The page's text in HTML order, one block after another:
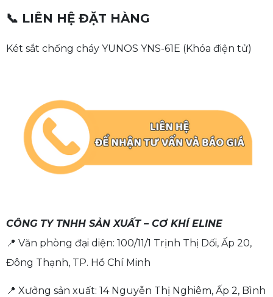
📞 LIÊN HỆ ĐẶT HÀNG
Két sắt chống cháy YUNOS YNS-61E (Khóa điện tử)
CÔNG TY TNHH SẢN XUẤT – CƠ KHÍ ELINE
📍 Văn phòng đại diện: 100/11/1 Trịnh Thị Dối, Ấp 20,
Đông Thạnh, TP. Hồ Chí Minh
📍 Xưởng sản xuất: 14 Nguyễn Thị Nghiêm, Ấp 2, Bình